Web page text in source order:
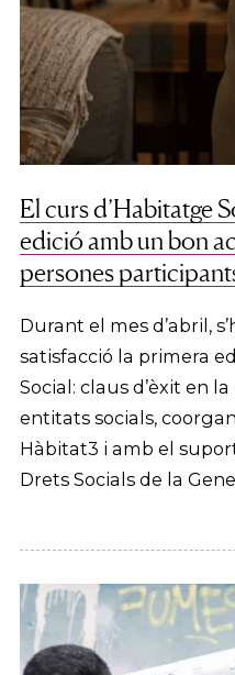
El curs d’Habitatge
edició amb un bon
persones
Durant el mes d’abril,
satisfacció la primera
Social: claus d’èxit en
entitats socials,
Hàbitat3 i amb el
Drets Socials de la